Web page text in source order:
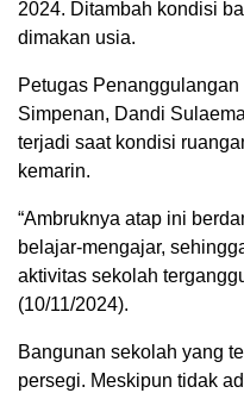
2024. Ditambah kondisi
dimakan usia.
Petugas
Simpenan, Dandi
terjadi saat kondisi
kemarin.
“Ambruknya atap ini
belajar-mengajar,
aktivitas sekolah
(10/11/2024).
Bangunan sekolah yang
persegi. Meskipun tidak